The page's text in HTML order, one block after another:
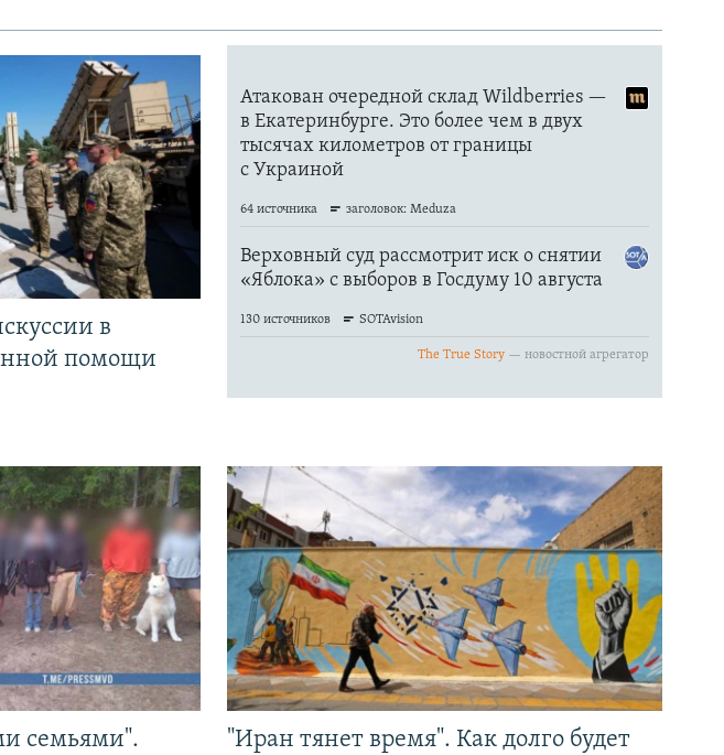
в
помощи
семьями".
"Иран тянет время". Как долго будет